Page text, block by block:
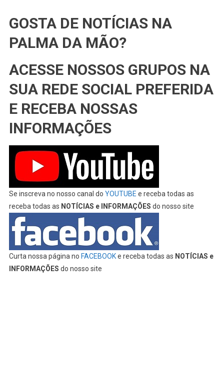
GOSTA DE NOTÍCIAS NA
PALMA DA MÃO?
ACESSE NOSSOS GRUPOS NA
SUA REDE SOCIAL PREFERIDA
E RECEBA NOSSAS
INFORMAÇÕES
Se inscreva no nosso canal do YOUTUBE e receba todas as
receba todas as NOTÍCIAS e INFORMAÇÕES do nosso site
Curta nossa página no FACEBOOKe receba todas as NOTÍCIAS e
INFORMAÇÕES do nosso site